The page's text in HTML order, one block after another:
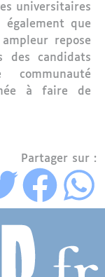
universitaires
que
repose
des candidats
communauté
à faire de
Partager sur :